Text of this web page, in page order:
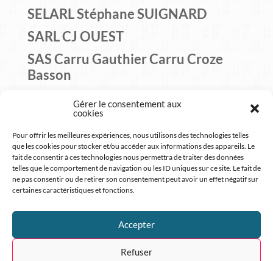
Gérer le consentement aux
cookies
Pour offrir les meilleures expériences, nous utilisons des technologies telles
que les cookies pour stocker et/ou accéder aux informations des appareils. Le
fait de consentir à ces technologies nous permettra de traiter des données
telles que le comportement de navigation ou les ID uniques sur ce site. Le fait de
ne pas consentir ou de retirer son consentement peut avoir un effet négatif sur
certaines caractéristiques et fonctions.
Accepter
Refuser
SELARL Stéphane SUIGNARD
SARL CJ OUEST
SAS Carru Gauthier Carru Croze
Basson
Yoann Cousquer
Christophe Perry
Commentaires
récents
Archives